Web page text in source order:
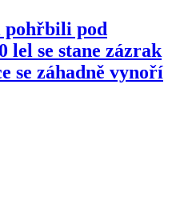
pod
lel se stane zázrak
se záhadně vynoří